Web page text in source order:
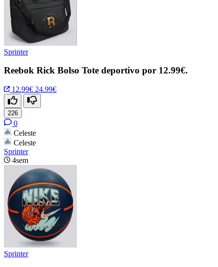
Sprinter
Reebok Rick Bolso Tote deportivo por 12.99€.
12.99€ 24.99€
226
0
Celeste
Celeste
Sprinter
4sem
Sprinter